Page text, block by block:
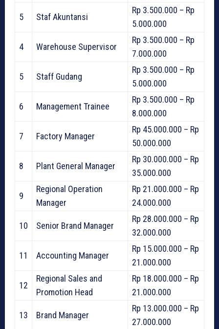
5 Staf Akuntansi
Rp 3.500.000 – Rp
5.000.000
4 Warehouse Supervisor
Rp 3.500.000 – Rp
7.000.000
5 Staff Gudang
Rp 3.500.000 – Rp
5.000.000
6 Management Trainee
Rp 3.500.000 – Rp
8.000.000
7 Factory Manager
Rp 45.000.000 – Rp
50.000.000
8 Plant General Manager
Rp 30.000.000 – Rp
35.000.000
9
Regional Operation
Manager
Rp 21.000.000 – Rp
24.000.000
10 Senior Brand Manager
Rp 28.000.000 – Rp
32.000.000
11 Accounting Manager
Rp 15.000.000 – Rp
21.000.000
12
Regional Sales and
Promotion Head
Rp 18.000.000 – Rp
21.000.000
13 Brand Manager
Rp 13.000.000 – Rp
27.000.000